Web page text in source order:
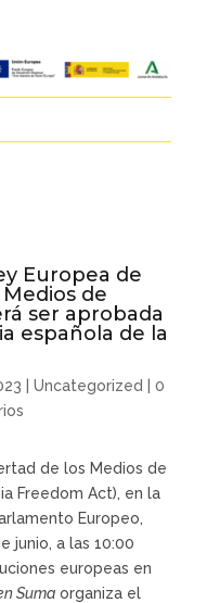
Europea de
de
ser aprobada
española de la
Uncategorized
0
de los Medios de
Freedom Act), en la
Europeo,
junio, a las 10:00
europeas en
Sumaorganiza el